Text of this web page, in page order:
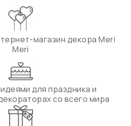
магазин декора Meri
Meri
для праздника и
со всего мира